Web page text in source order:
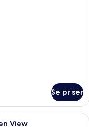
Se priser
med ett bord
View